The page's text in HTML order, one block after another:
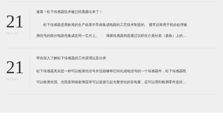
带有应变片的弹性体组成。弹性体通常由钢
21
2021-01
速看！松下传感器技术被已经透露出来了！
松下传感器是用标准的生产硅基半导体集成电路的工艺技术制造的。 通常还将用于初步处理被
测信号的部分电路也集成在同一芯片上。 薄膜传感器则是通过沉积在介质衬底（基板）上的，
器是利用相应材料的浆料，涂覆在陶瓷基片上
21
2021-01
带你深入了解松下传感器的工作原理以及分类
松下传感器其实是一种可以检测光信号并且能够将它转化成电信号的一个传感器件，松下传感器既
可以检测光强、光照度和辐射测温等可以直接引起光量变化的非电量，还可以用到检测零件直径、